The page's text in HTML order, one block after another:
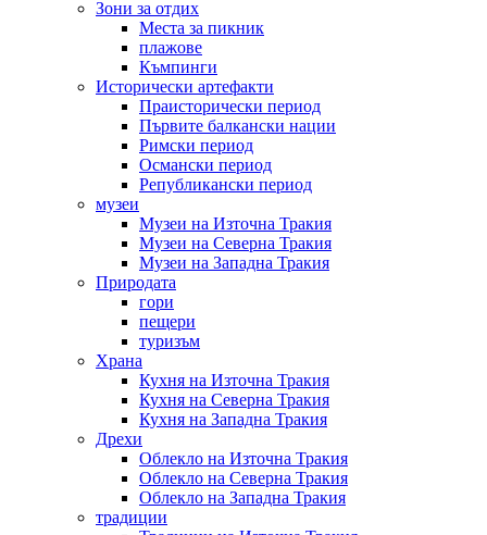
Зони за отдих
Места за пикник
плажове
Къмпинги
Исторически артефакти
Праисторически период
Първите балкански нации
Римски период
Османски период
Републикански период
музеи
Музеи на Източна Тракия
Музеи на Северна Тракия
Музеи на Западна Тракия
Природата
гори
пещери
туризъм
Храна
Кухня на Източна Тракия
Кухня на Северна Тракия
Кухня на Западна Тракия
Дрехи
Облекло на Източна Тракия
Облекло на Северна Тракия
Облекло на Западна Тракия
традиции